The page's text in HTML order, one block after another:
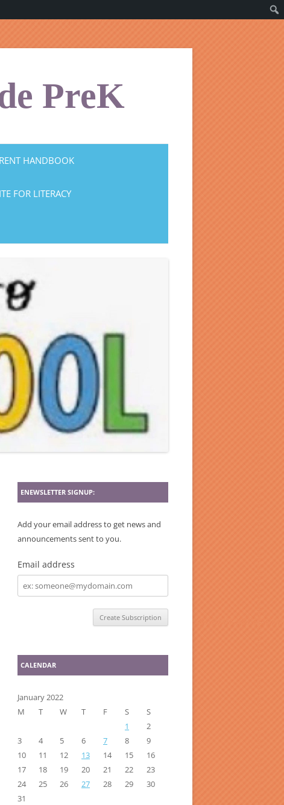
PreK
HANDBOOK
FOR LITERACY
ENEWSLETTER SIGNUP:
Add your email address to get news and
announcements sent to you.
Email address
Email
address
CALENDAR
January 2022
M
T W T F S
S
1
2
3
4 5 6 7 8
9
10
11 12 13 14 15
16
17
18 19 20 21 22
23
24
25 26 27 28 29
30
31